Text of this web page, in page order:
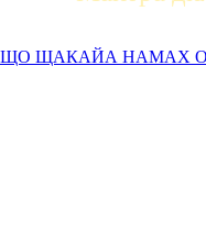
ЩАКАЙА НАМАХ ОМ